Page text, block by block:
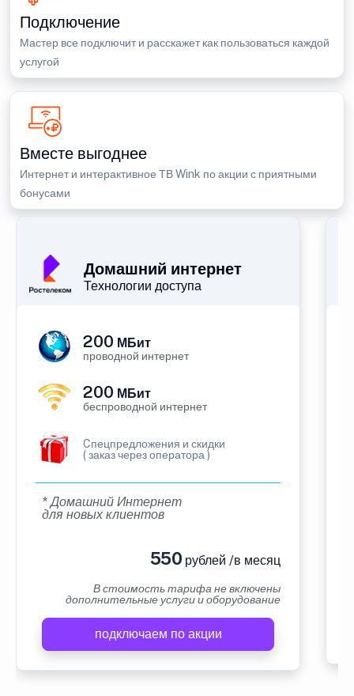
Подключение
Мастер все подключит и расскажет как пользоваться каждой
услугой
Вместе выгоднее
Интернет и интерактивное ТВ Wink по акции с приятными
бонусами
Домашний интернет
Технологии доступа
200 МБит
проводной интернет
200 МБит
беспроводной интернет
Cпецпредложения и скидки
( заказ через оператора )
* Домашний Интернет
для новых клиентов
550 рублей /в месяц
В стоимость тарифа не включены
дополнительные услуги и оборудование
подключаем по акции